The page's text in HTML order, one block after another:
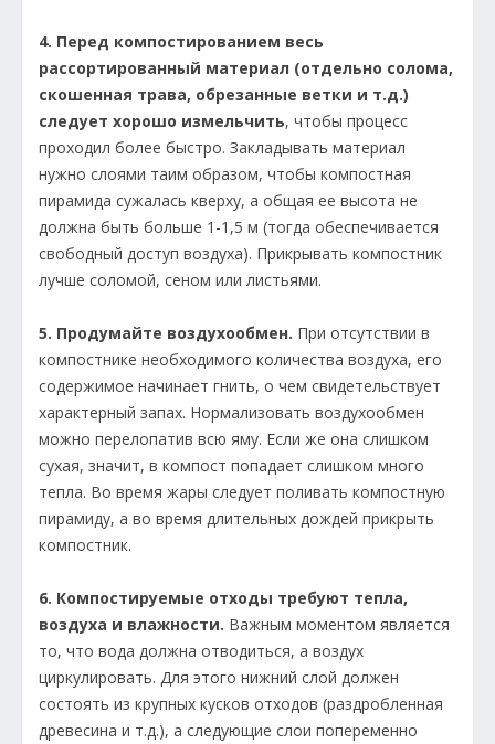
4. Перед компостированием весь
рассортированный материал (отдельно солома,
скошенная трава, обрезанные ветки и т.д.)
следует хорошо измельчить, чтобы процесс
проходил более быстро. Закладывать материал
нужно слоями таим образом, чтобы компостная
пирамида сужалась кверху, а общая ее высота не
должна быть больше 1-1,5 м (тогда обеспечивается
свободный доступ воздуха). Прикрывать компостник
лучше соломой, сеном или листьями.
5. Продумайте воздухообмен. При отсутствии в
компостнике необходимого количества воздуха, его
содержимое начинает гнить, о чем свидетельствует
характерный запах. Нормализовать воздухообмен
можно перелопатив всю яму. Если же она слишком
сухая, значит, в компост попадает слишком много
тепла. Во время жары следует поливать компостную
пирамиду, а во время длительных дождей прикрыть
компостник.
6. Компостируемые отходы требуют тепла,
воздуха и влажности. Важным моментом является
то, что вода должна отводиться, а воздух
циркулировать. Для этого нижний слой должен
состоять из крупных кусков отходов (раздробленная
древесина и т.д.), а следующие слои попеременно